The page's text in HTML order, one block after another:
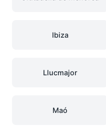
Ibiza
Llucmajor
Maó